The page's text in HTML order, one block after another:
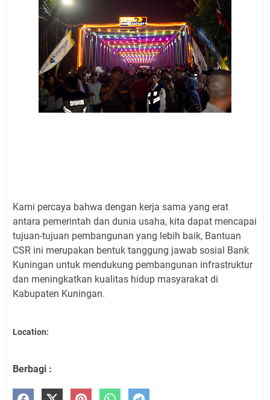
Kami percaya bahwa dengan kerja sama yang erat
antara pemerintah dan dunia usaha, kita dapat mencapai
tujuan-tujuan pembangunan yang lebih baik, Bantuan
CSR ini merupakan bentuk tanggung jawab sosial Bank
Kuningan untuk mendukung pembangunan infrastruktur
dan meningkatkan kualitas hidup masyarakat di
Kabupaten Kuningan.
Location:
Berbagi :